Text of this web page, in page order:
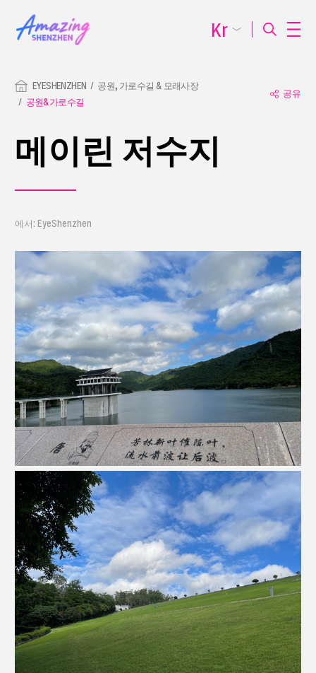
EYESHENZHEN
공원, 가로수길 & 모래사장
공원&가로수길
공유
메이린 저수지
에서: EyeShenzhen
Kr